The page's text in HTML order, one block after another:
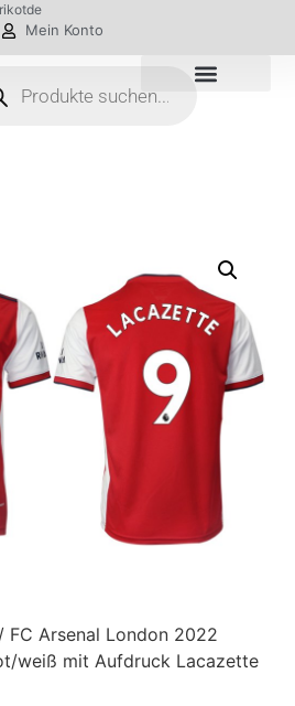
Mein Konto
/ FC Arsenal London 2022
weiß mit Aufdruck Lacazette